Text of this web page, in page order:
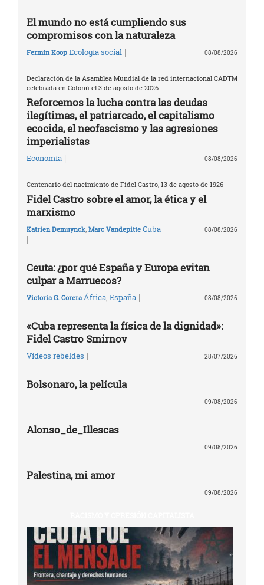
El mundo no está cumpliendo sus
compromisos con la naturaleza
Fermín Koop Ecología social | 08/08/2026
Declaración de la Asamblea Mundial de la red internacional CADTM
celebrada en Cotonú el 3 de agosto de 2026
Reforcemos la lucha contra las deudas
ilegítimas, el patriarcado, el capitalismo
ecocida, el neofascismo y las agresiones
imperialistas
Economía | 08/08/2026
Centenario del nacimiento de Fidel Castro, 13 de agosto de 1926
Fidel Castro sobre el amor, la ética y el
marxismo
Katrien Demuynck, Marc Vandepitte Cuba
|
08/08/2026
Ceuta: ¿por qué España y Europa evitan
culpar a Marruecos?
Victoria G. Corera África, España | 08/08/2026
«Cuba representa la física de la dignidad»:
Fidel Castro Smirnov
Vídeos rebeldes | 28/07/2026
Bolsonaro, la película
09/08/2026
Alonso_de_Illescas
09/08/2026
Palestina, mi amor
09/08/2026